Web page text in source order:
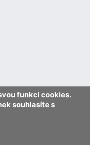
funkci cookies.
souhlasíte s